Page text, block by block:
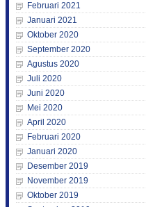
Februari 2021
Januari 2021
Oktober 2020
September 2020
Agustus 2020
Juli 2020
Juni 2020
Mei 2020
April 2020
Februari 2020
Januari 2020
Desember 2019
November 2019
Oktober 2019